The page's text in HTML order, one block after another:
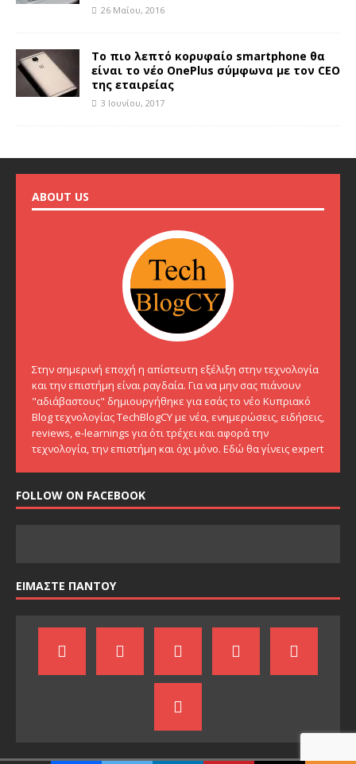
26 Μαΐου, 2016
Το πιο λεπτό κορυφαίο smartphone θα
είναι το νέο OnePlus σύμφωνα με τον CEO
της εταιρείας
3 Ιουνίου, 2017
ABOUT US
Στην σημερινή εποχή η απίστευτη εξέλιξη στην τεχνολογία
και την επιστήμη είναι ραγδαία. Για να μην σας πιάνουν
"αδιάβαστους" δημιουργήθηκε για εσάς το νέο Κυπριακό
Blog τεχνολογίας TechBlogCY με νέα, ενημερώσεις, ειδήσεις,
reviews, e-learnings για ότι τρέχει και αφορά την
τεχνολογία, την επιστήμη και όχι μόνο. Εδώ θα γίνεις expert
FOLLOW ON FACEBOOK
ΕΙΜΑΣΤΕ ΠΑΝΤΟΥ